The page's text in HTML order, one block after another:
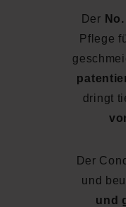
Der
Pflege
dringt
Der
und
und